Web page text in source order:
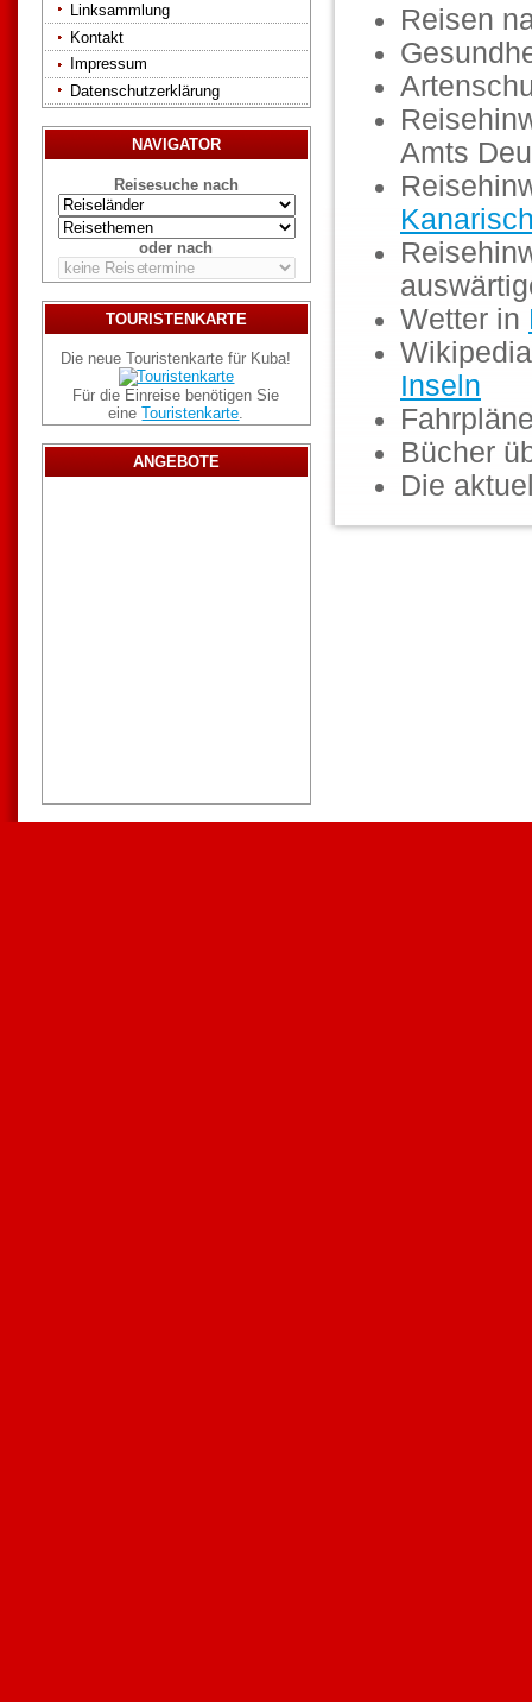
Linksammlung
Kontakt
Impressum
Datenschutzerklärung
NAVIGATOR
Reisesuche nach
oder nach
TOURISTENKARTE
Die neue Touristenkarte für Kuba!
Für die Einreise benötigen Sie
eineTouristenkarte.
ANGEBOTE
Reisen
Amts
Wetter in
Inseln
Bücher
Die